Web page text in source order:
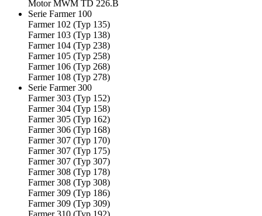
Motor MWM TD 226.B
Serie Farmer 100
Farmer 102 (Typ 135)
Farmer 103 (Typ 138)
Farmer 104 (Typ 238)
Farmer 105 (Typ 258)
Farmer 106 (Typ 268)
Farmer 108 (Typ 278)
Serie Farmer 300
Farmer 303 (Typ 152)
Farmer 304 (Typ 158)
Farmer 305 (Typ 162)
Farmer 306 (Typ 168)
Farmer 307 (Typ 170)
Farmer 307 (Typ 175)
Farmer 307 (Typ 307)
Farmer 308 (Typ 178)
Farmer 308 (Typ 308)
Farmer 309 (Typ 186)
Farmer 309 (Typ 309)